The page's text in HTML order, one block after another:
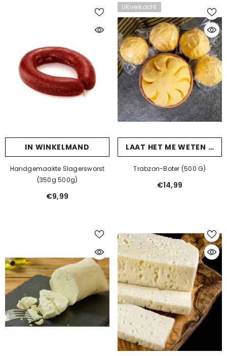
IN WINKELMAND
Handgemaakte Slagersworst
(350g 500g)
€9,99
Uitverkocht
LAAT HET ME WETEN ALS JE AANKOMT
Trabzon-Boter (500 G)
€14,99